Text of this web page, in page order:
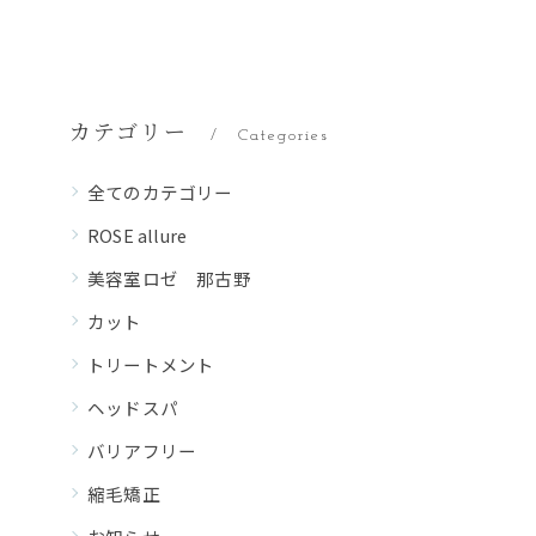
カテゴリー Categories
全てのカテゴリー
ROSE allure
美容室ロゼ 那古野
カット
トリートメント
ヘッドスパ
バリアフリー
縮毛矯正